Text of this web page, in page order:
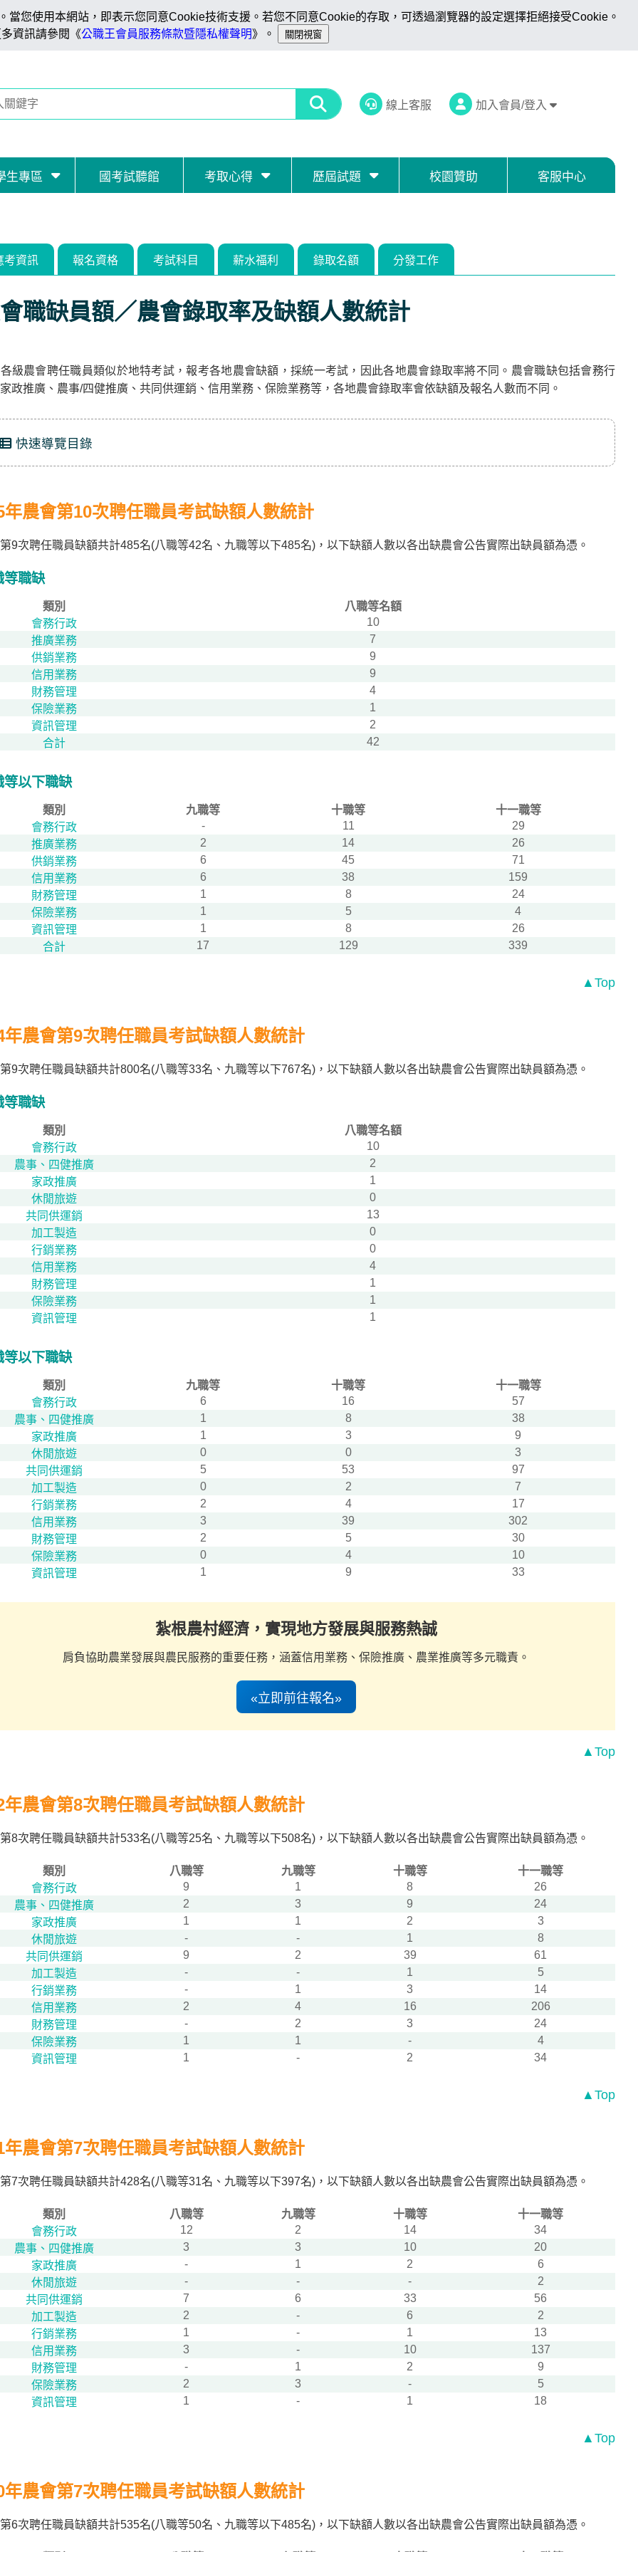
您使用本網站，即表示您同意Cookie技術支援。若您不同意Cookie的存取，可透過瀏覽器的設定選擇拒絕接受Cookie。
資訊請參閱《公職王會員服務條款暨隱私權聲明》。
線上客服 加入會員/登入
生專區 國考試聽館 考取心得 歷屆試題 校園贊助 客服中心
考資訊 報名資格 考試科目 薪水福利 錄取名額 分發工作
職缺員額／農會錄取率及缺額人數統計
級農會聘任職員類似於地特考試，報考各地農會缺額，採統一考試，因此各地農會錄取率將不同。農會職缺包括會務行
政推廣、農事/四健推廣、共同供運銷、信用業務、保險業務等，各地農會錄取率會依缺額及報名人數而不同。
快速導覽目錄
年農會第10次聘任職員考試缺額人數統計
9次聘任職員缺額共計485名(八職等42名、九職等以下485名)，以下缺額人數以各出缺農會公告實際出缺員額為憑。
等職缺
類別
八職等名額
會務行政
10
推廣業務
7
供銷業務
9
信用業務
9
財務管理
4
保險業務
1
資訊管理
2
合計
42
等以下職缺
類別 九職等 十職等
十一職等
會務行政
- 11
29
推廣業務
2 14
26
供銷業務
6 45
71
信用業務
6 38
159
財務管理
1 8
24
保險業務
1 5
4
資訊管理
1 8
26
合計
17 129 339
▲Top
年農會第9次聘任職員考試缺額人數統計
9次聘任職員缺額共計800名(八職等33名、九職等以下767名)，以下缺額人數以各出缺農會公告實際出缺員額為憑。
等職缺
類別
八職等名額
會務行政
10
農事、四健推廣
2
家政推廣
1
休閒旅遊
0
共同供運銷
13
加工製造
0
行銷業務
0
信用業務
4
財務管理
1
保險業務
1
資訊管理
1
等以下職缺
類別 九職等 十職等
十一職等
會務行政
6 16
57
農事、四健推廣
1 8
38
家政推廣
1 3
9
休閒旅遊
0 0
3
共同供運銷
5 53
97
加工製造
0 2
7
行銷業務
2 4
17
信用業務
3 39
302
財務管理
2 5
30
保險業務
0 4
10
資訊管理
1 9 33
紮根農村經濟，實現地方發展與服務熱誠
肩負協助農業發展與農民服務的重要任務，涵蓋信用業務、保險推廣、農業推廣等多元職責。
«立即前往報名»
▲Top
年農會第8次聘任職員考試缺額人數統計
8次聘任職員缺額共計533名(八職等25名、九職等以下508名)，以下缺額人數以各出缺農會公告實際出缺員額為憑。
類別 八職等 九職等 十職等
十一職等
會務行政
9 1 8
26
農事、四健推廣
2 3 9
24
家政推廣
1 1 2
3
休閒旅遊
- - 1
8
共同供運銷
9 2 39
61
加工製造
- - 1
5
行銷業務
- 1 3
14
信用業務
2 4 16
206
財務管理
- 2 3
24
保險業務
1 1 -
4
資訊管理
1 - 2 34
▲Top
年農會第7次聘任職員考試缺額人數統計
7次聘任職員缺額共計428名(八職等31名、九職等以下397名)，以下缺額人數以各出缺農會公告實際出缺員額為憑。
類別 八職等 九職等 十職等
十一職等
會務行政
12 2 14
34
農事、四健推廣
3 3 10
20
家政推廣
- 1 2
6
休閒旅遊
- - -
2
共同供運銷
7 6 33
56
加工製造
2 - 6
2
行銷業務
1 - 1
13
信用業務
3 - 10
137
財務管理
- 1 2
9
保險業務
2 3 -
5
資訊管理
1 - 1 18
▲Top
年農會第7次聘任職員考試缺額人數統計
6次聘任職員缺額共計535名(八職等50名、九職等以下485名)，以下缺額人數以各出缺農會公告實際出缺員額為憑。